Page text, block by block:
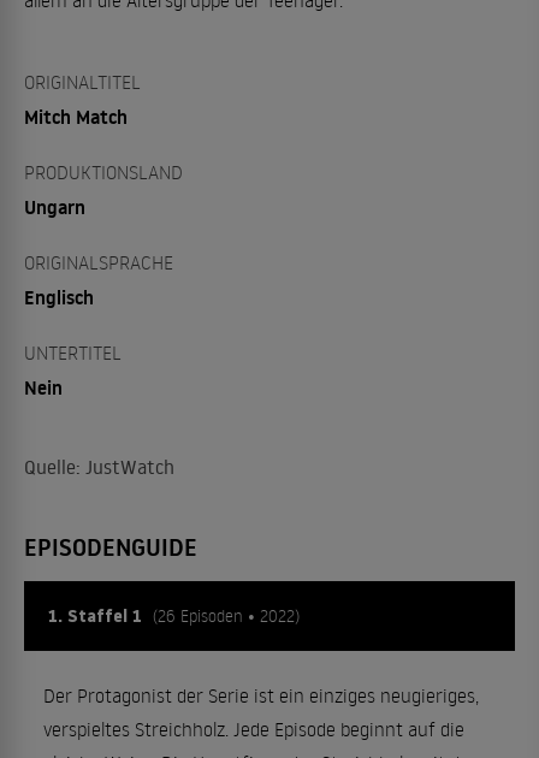
ORIGINALTITEL
Mitch Match
PRODUKTIONSLAND
Ungarn
ORIGINALSPRACHE
Englisch
UNTERTITEL
Nein
Quelle: JustWatch
EPISODENGUIDE
1. Staffel 1 (26 Episoden • 2022)
Der Protagonist der Serie ist ein einziges neugieriges,
verspieltes Streichholz. Jede Episode beginnt auf die